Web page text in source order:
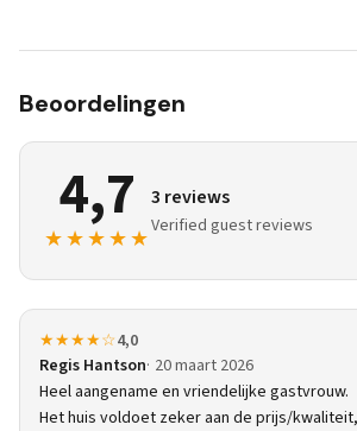
Beoordelingen
4,7
★★★★★
3 reviews
Verified guest reviews
★★★★☆4,0
Regis Hantson 20 maart 2026
Heel aangename en vriendelijke gastvrouw.
Het huis voldoet zeker aan de prijs/